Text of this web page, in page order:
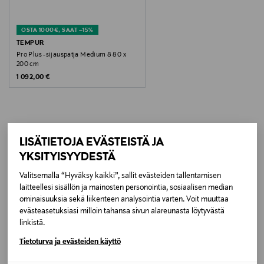
LISÄTIETOJA EVÄSTEISTÄ JA
YKSITYISYYDESTÄ
Valitsemalla “Hyväksy kaikki”, sallit evästeiden tallentamisen
laitteellesi sisällön ja mainosten personointia, sosiaalisen median
ominaisuuksia sekä liikenteen analysointia varten. Voit muuttaa
evästeasetuksiasi milloin tahansa sivun alareunasta löytyvästä
linkistä.
Tietoturva ja evästeiden käyttö
Koko
90 x 210 cm
VP0360001178
Tempur
Valmistajan osoite
Asematie 4 – 10, 01300 Vantaa, Finland
OSTA 1000€, SAAT –15%
TEMPUR
Pro Plus -sijauspatja Medium 8 80 x
200 cm
Original Price
1 092,00 €
LISÄÄ KIINNOSTAVIA
TUOTTEITA